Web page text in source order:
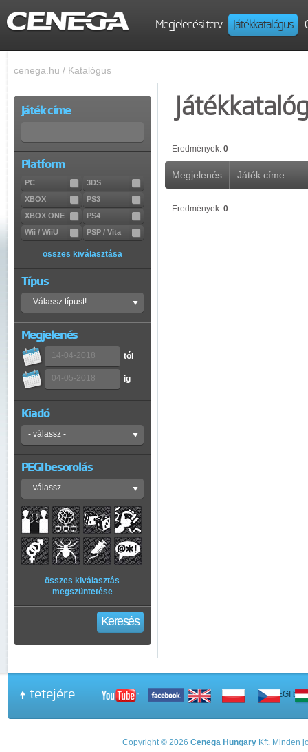
Megjelenési terv Játékkatalógus
cenega.hu / Katalógus
Játék címe
Platform
PC
3DS
XBOX
PS3
XBOX ONE
PS4
Wii / WiiU
PSP / Vita
összes kiválasztása
Típus
Megjelenés
tól
ig
Kiadó
PEGI besorolás
összes kiválasztás
megszüntetése
Keresés
Eredmények: 0
Megjelenés Játék címe
Eredmények: 0
tetejére A PEGI
Copyright © 2026 Cenega Hungary Kft. Minden